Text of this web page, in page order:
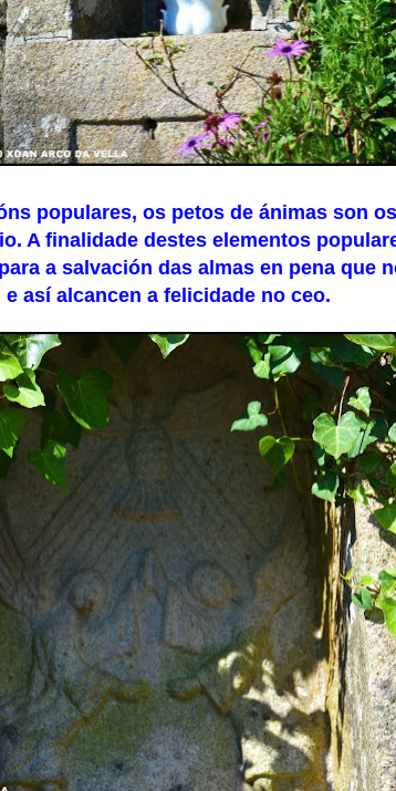
populares, os petos de ánimas son
A finalidade destes elementos
a salvación das almas en pena que
así alcancen a felicidade no ceo.